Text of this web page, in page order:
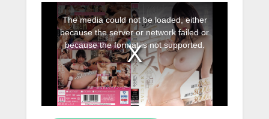
modal
window.
The media could not be loaded, either
because the server or network failed or
because the format is not supported.